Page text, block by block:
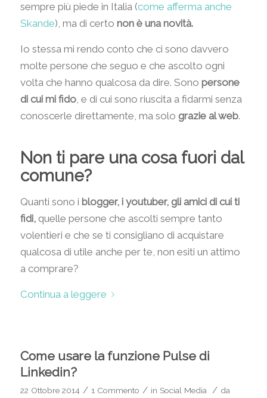
sempre più piede in Italia (come afferma anche
Skande), ma di certo non è una novità.
Io stessa mi rendo conto che ci sono davvero
molte persone che seguo e che ascolto ogni
volta che hanno qualcosa da dire. Sono persone
di cui mi fido, e di cui sono riuscita a fidarmi senza
conoscerle direttamente, ma solo grazie al web.
Non ti pare una cosa fuori dal
comune?
Quanti sono i blogger, i youtuber, gli amici di cui ti
fidi,quelle persone che ascolti sempre tanto
volentieri e che se ti consigliano di acquistare
qualcosa di utile anche per te, non esiti un attimo
a comprare?
Continua a leggere
Come usare la funzione Pulse di
Linkedin?
22 Ottobre 2014 / 1 Commento / in Social Media / da